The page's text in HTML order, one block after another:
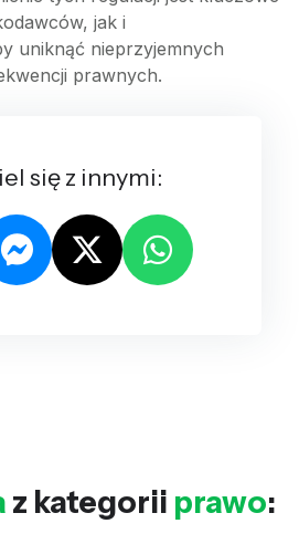
jak i
uniknąć nieprzyjemnych
prawnych.
się z innymi:
z kategorii prawo: